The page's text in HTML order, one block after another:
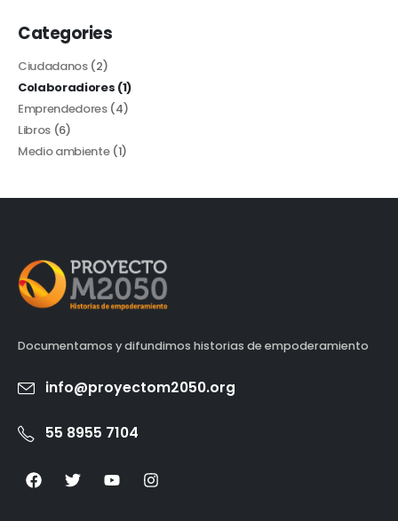
Categories
Ciudadanos(2)
Colaboradiores (1)
Emprendedores(4)
Libros (6)
Medio ambiente(1)
Documentamos y difundimos historias de empoderamiento
info@proyectom2050.org
55 8955 7104